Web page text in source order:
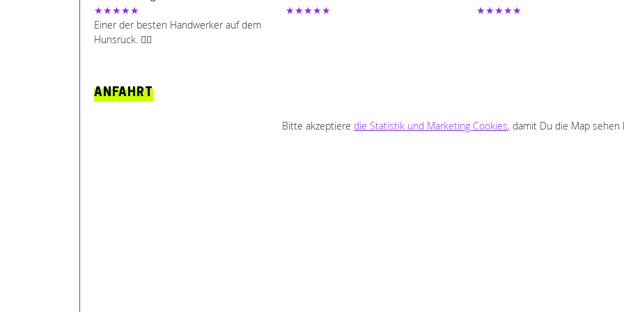
★★★★★
Einer der besten Handwerker auf dem
Hunsrück. 👌🏼
★★★★★
★★★★★
ANFAHRT
Bitte akzeptiere die Statistik und Marketing Cookies, damit Du die Map sehen